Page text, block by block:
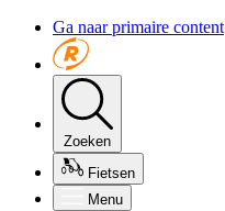
Ga naar primaire content
Zoeken
Fietsen
Menu